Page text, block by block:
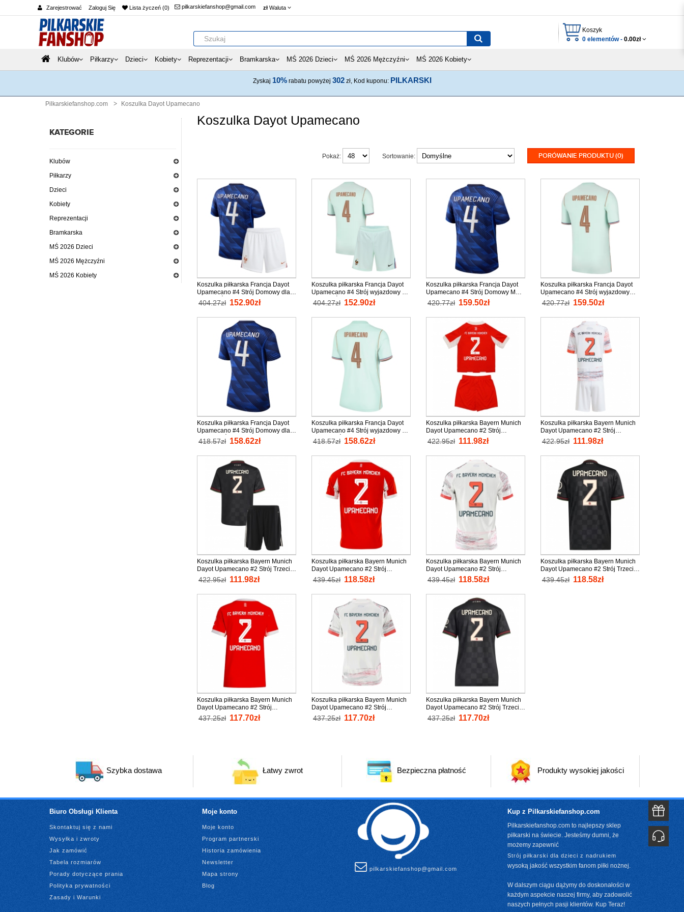
Zarejestrować Zaloguj Się Lista życzeń (0) pilkarskiefanshop@gmail.com zł Waluta
Koszyk
0 elementów - 0.00zł
Klubów Piłkarzy Dzieci Kobiety Reprezentacji Bramkarska MŚ 2026 Dzieci MŚ 2026 Mężczyźni MŚ 2026 Kobiety
Zyskaj 10%rabatu powyżej 302zł, Kod kuponu: PILKARSKI
Pilkarskiefanshop.com Koszulka Dayot Upamecano
KATEGORIE
Klubów
Piłkarzy
Dzieci
Kobiety
Reprezentacji
Bramkarska
MŚ 2026 Dzieci
MŚ 2026 Mężczyźni
MŚ 2026 Kobiety
Koszulka Dayot Upamecano
PORÓWANIE PRODUKTU (0)
Sortowanie:
Pokaż:
Koszulka piłkarska Francja Dayot
Upamecano #4 Strój Domowy dla
dzieci MŚ 2026 tanio Krótki Rękaw
(+ Krótkie spodenki)
404.27zł 152.90zł
Koszulka piłkarska Francja Dayot
Upamecano #4 Strój wyjazdowy dla
dzieci MŚ 2026 tanio Krótki Rękaw
(+ Krótkie spodenki)
404.27zł 152.90zł
Koszulka piłkarska Francja Dayot
Upamecano #4 Strój Domowy MŚ
2026 tanio Krótki Rękaw
420.77zł 159.50zł
Koszulka piłkarska Francja Dayot
Upamecano #4 Strój wyjazdowy
MŚ 2026 tanio Krótki Rękaw
420.77zł 159.50zł
Koszulka piłkarska Francja Dayot
Upamecano #4 Strój Domowy dla
kobiety MŚ 2026 tanio Krótki
Rękaw
418.57zł 158.62zł
Koszulka piłkarska Francja Dayot
Upamecano #4 Strój wyjazdowy dla
kobiety MŚ 2026 tanio Krótki
Rękaw
418.57zł 158.62zł
Koszulka piłkarska Bayern Munich
Dayot Upamecano #2 Strój
Domowy dla dzieci 2025-26 tanio
Krótki Rękaw (+ Krótkie spodenki)
422.95zł 111.98zł
Koszulka piłkarska Bayern Munich
Dayot Upamecano #2 Strój
wyjazdowy dla dzieci 2025-26 tanio
Krótki Rękaw (+ Krótkie spodenki)
422.95zł 111.98zł
Koszulka piłkarska Bayern Munich
Dayot Upamecano #2 Strój Trzeci
dla dzieci 2025-26 tanio Krótki
Rękaw (+ Krótkie spodenki)
422.95zł 111.98zł
Koszulka piłkarska Bayern Munich
Dayot Upamecano #2 Strój
Domowy 2025-26 tanio Krótki
Rękaw
439.45zł 118.58zł
Koszulka piłkarska Bayern Munich
Dayot Upamecano #2 Strój
wyjazdowy 2025-26 tanio Krótki
Rękaw
439.45zł 118.58zł
Koszulka piłkarska Bayern Munich
Dayot Upamecano #2 Strój Trzeci
2025-26 tanio Krótki Rękaw
439.45zł 118.58zł
Koszulka piłkarska Bayern Munich
Dayot Upamecano #2 Strój
Domowy dla kobiety 2025-26 tanio
Krótki Rękaw
437.25zł 117.70zł
Koszulka piłkarska Bayern Munich
Dayot Upamecano #2 Strój
wyjazdowy dla kobiety 2025-26
tanio Krótki Rękaw
437.25zł 117.70zł
Koszulka piłkarska Bayern Munich
Dayot Upamecano #2 Strój Trzeci
dla kobiety 2025-26 tanio Krótki
Rękaw
437.25zł 117.70zł
Szybka dostawa Łatwy zwrot Bezpieczna płatność Produkty wysokiej jakości
Biuro Obsługi Klienta
Skontaktuj się z nami
Wysyłka i zwroty
Jak zamówić
Tabela rozmiarów
Porady dotyczące prania
Polityka prywatności
Zasady i Warunki
Moje konto
Moje konto
Program partnerski
Historia zamówienia
Newsletter
Mapa strony
Blog
pilkarskiefanshop@gmail.com
Kup z Pilkarskiefanshop.com
Pilkarskiefanshop.com to najlepszy sklep
piłkarski na świecie. Jesteśmy dumni, że
możemy zapewnić
Strój piłkarski dla dzieci z nadrukiem
wysoką jakość wszystkim fanom piłki nożnej.
W dalszym ciągu dążymy do doskonałości w
każdym aspekcie naszej firmy, aby zadowolić
naszych pełnych pasji klientów. Kup Teraz!